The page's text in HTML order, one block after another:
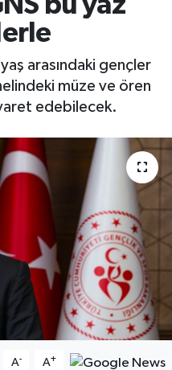
arasındaki gençler
müze ve ören
edebilecek.
A- A+